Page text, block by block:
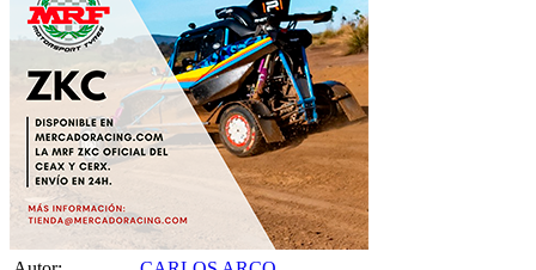
CARLOS ARCO
Publicado en:
Habitáculo /Compra de accesorios de habitáculo